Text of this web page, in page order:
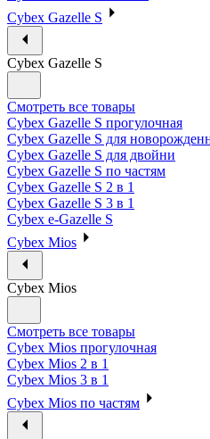
Cybex Gazelle S
Cybex Gazelle S
Смотреть все товары
Cybex Gazelle S прогулочная
Cybex Gazelle S для
Cybex Gazelle S для двойни
Cybex Gazelle S по частям
Cybex Gazelle S 2 в 1
Cybex Gazelle S 3 в 1
Cybex e-Gazelle S
Cybex Mios
Cybex Mios
Смотреть все товары
Cybex Mios прогулочная
Cybex Mios 2 в 1
Cybex Mios 3 в 1
Cybex Mios по частям